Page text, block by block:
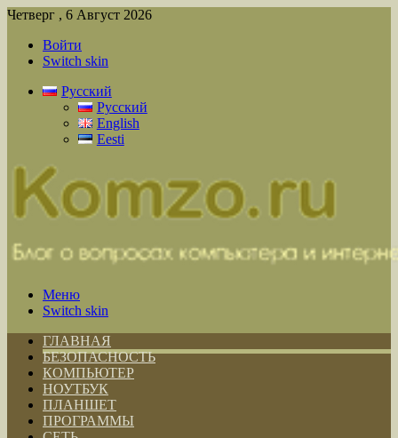
Четверг , 6 Август 2026
Войти
Switch skin
Русский
Русский
English
Eesti
Меню
Switch skin
ГЛАВНАЯ
БЕЗОПАСНОСТЬ
КОМПЬЮТЕР
НОУТБУК
ПЛАНШЕТ
ПРОГРАММЫ